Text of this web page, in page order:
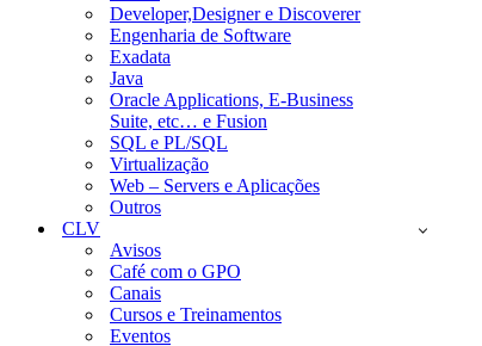
Developer,Designer e Discoverer
Engenharia de Software
Exadata
Java
Oracle Applications, E-Business
Suite, etc… e Fusion
SQL e PL/SQL
Virtualização
Web – Servers e Aplicações
Outros
CLV
Avisos
Café com o GPO
Canais
Cursos e Treinamentos
Eventos